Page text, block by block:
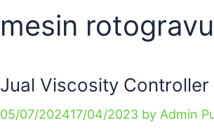
mesin
Jual Viscosity
05/07/202417/04/2023 by Admin